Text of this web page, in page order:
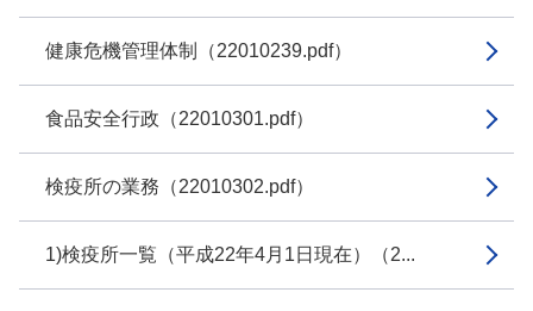
健康危機管理体制（22010239.pdf）
食品安全行政（22010301.pdf）
検疫所の業務（22010302.pdf）
1)検疫所一覧（平成22年4月1日現在）（2...